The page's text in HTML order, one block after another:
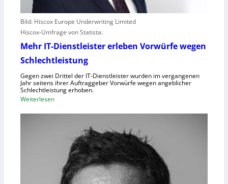
Bild: Hiscox Europe Underwriting Limited
Hiscox-Umfrage von Statista:
Mehr IT-Dienstleister erleben Vorwürfe wegen
Schlechtleistung
Gegen zwei Drittel der IT-Dienstleister wurden im vergangenen
Jahr seitens ihrer Auftraggeber Vorwürfe wegen angeblicher
Schlechtleistung erhoben.
Weiterlesen: